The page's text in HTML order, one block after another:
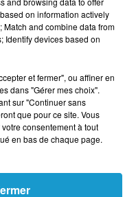
parler de"mise en
Le
les contours
budget n’a pour
service militaire
adultes de
on information actively
and combine data from
Identify devices based on
et fermer", ou affiner en
dans "Gérer mes choix".
sur "Continuer sans
que pour ce site. Vous
consentement à tout
en bas de chaque page.